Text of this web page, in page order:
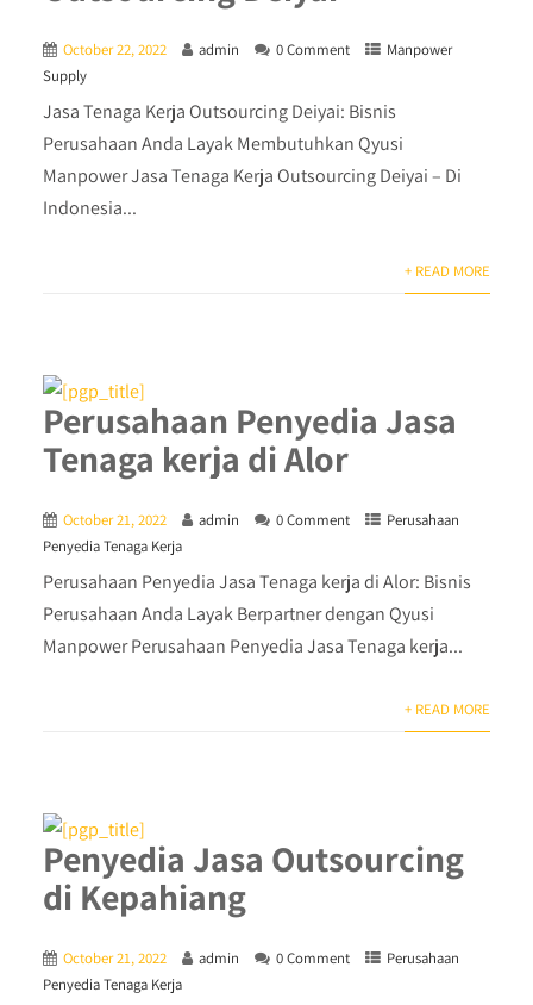
October 22, 2022 admin 0 Comment
Manpower
Supply
Jasa Tenaga Kerja Outsourcing Deiyai: Bisnis
Perusahaan Anda Layak Membutuhkan Qyusi
Manpower Jasa Tenaga Kerja Outsourcing Deiyai – Di
Indonesia...
+ READ MORE
Perusahaan Penyedia Jasa
Tenaga kerja di Alor
October 21, 2022 admin 0 Comment
Perusahaan
Penyedia Tenaga Kerja
Perusahaan Penyedia Jasa Tenaga kerja di Alor: Bisnis
Perusahaan Anda Layak Berpartner dengan Qyusi
Manpower Perusahaan Penyedia Jasa Tenaga kerja...
+ READ MORE
Penyedia Jasa Outsourcing
di Kepahiang
October 21, 2022 admin 0 Comment
Perusahaan
Penyedia Tenaga Kerja